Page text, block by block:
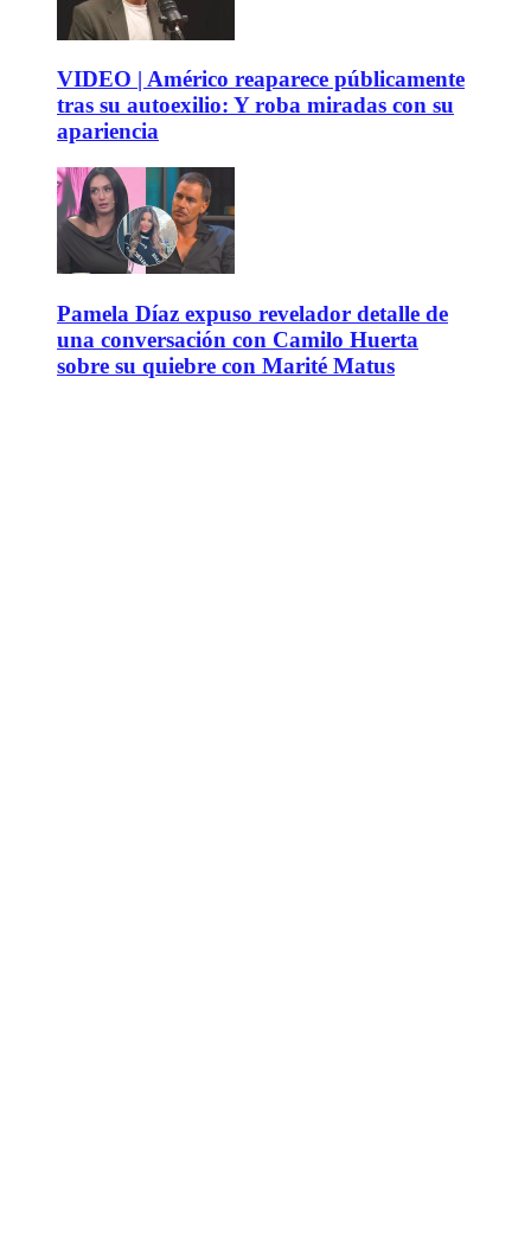
VIDEO | Américo reaparece públicamente
tras su autoexilio: Y roba miradas con su
apariencia
Pamela Díaz expuso revelador detalle de
una conversación con Camilo Huerta
sobre su quiebre con Marité Matus